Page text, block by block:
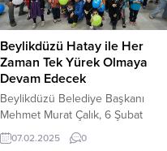
Beylikdüzü Hatay ile Her
Zaman Tek Yürek Olmaya
Devam Edecek
Beylikdüzü Belediye Başkanı
Mehmet Murat Çalık, 6 Şubat
depremlerinin ikinci yıldönümünde
Hatay’daydı.
07.02.2025 0